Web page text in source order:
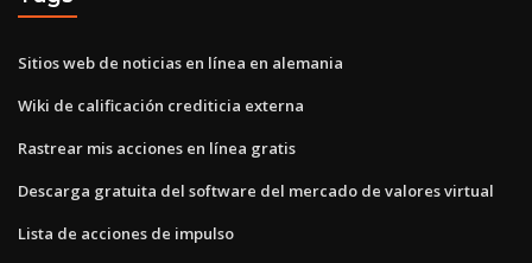
Sitios web de noticias en línea en alemania
Wiki de calificación crediticia externa
Rastrear mis acciones en línea gratis
Descarga gratuita del software del mercado de valores virtual
Lista de acciones de impulso